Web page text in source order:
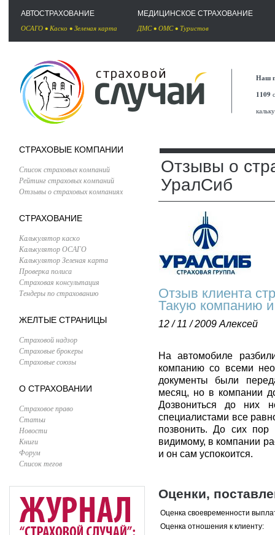
АВТОСТРАХОВАНИЕ
ОСАГО • Каско • Зеленая карта
МЕДИЦИНСКОЕ СТРАХОВАНИЕ
ДМС• ОМС• Туристов
Наш
1109
СТРАХОВЫЕ КОМПАНИИ
Список страховых компаний
Рейтинг страховых компаний
Отзывы о страховых компаниях
СТРАХОВАНИЕ
Калькулятор каско
Калькулятор ОСАГО
Калькулятор Зеленая карта
Проверка полиса
Страховая консультация
Тендеры по страхованию
ЖЕЛТЫЕ СТРАНИЦЫ
Страховой надзор
Страховые брокеры
Страховые союзы
О СТРАХОВАНИИ
Страховое право
Статьи
Новости
Книги
Форум
Список тегов
Отзывы о
УралСиб
Отзыв клиента
Такую компанию
12 / 11 / 2009 Алексей
На автомобиле
компанию со всеми
документы были
месяц, но в компании
Дозвониться до них
специалистами все
позвонить. До сих
видимому, в компании
и он сам успокоится.
Оценки,
Оценка своевременности
Оценка отношения к клиенту: